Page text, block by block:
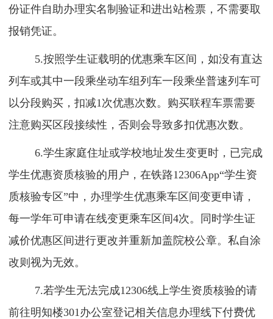
份证件自助办理实名制验证和进出站检票，不需要取
报销凭证。
5.按照学生证载明的优惠乘车区间，如没有直达
列车或其中一段乘坐动车组列车一段乘坐普速列车可
以分段购买，扣减1次优惠次数。购买联程车票需要
注意购买区段接续性，否则会导致多扣优惠次数。
6.学生家庭住址或学校地址发生变更时，已完成
学生优惠资质核验的用户，在铁路12306App“学生资
质核验专区”中，办理学生优惠乘车区间变更申请，
每一学年可申请在线变更乘车区间4次。同时学生证
减价优惠区间进行更改并重新加盖院校公章。私自涂
改则视为无效。
7.若学生无法完成12306线上学生资质核验的请
前往明知楼301办公室登记相关信息办理线下付费优